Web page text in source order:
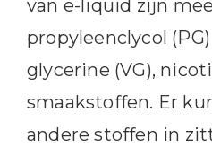
van e-liquid zijn
propyleenclycol
glycerine (VG),
smaakstoffen. Er
andere stoffen in